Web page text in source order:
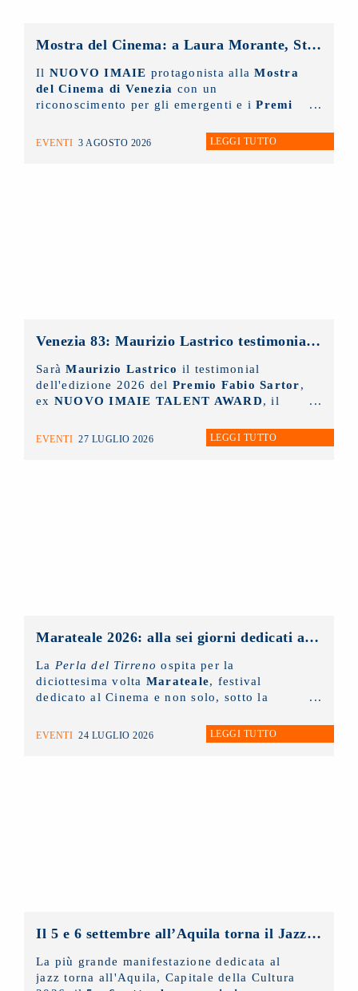
Mostra del Cinema: a Laura Morante, Stefania Rocca, Claudio Amendola e Sergio Rubini i Premi alla Carriera NUOVO IMAIE. Al Lido anche un riconoscimento ai giovani
Il NUOVO IMAIE protagonista allaMostra
del Cinema di Venezia con un
riconoscimento per gli emergenti e iPremi
Cinema Italiano.
EVENTI 3 AGOSTO 2026 LEGGI TUTTO
Venezia 83: Maurizio Lastrico testimonial del Premio NUOVO IMAIE Fabio Sartor
SaràMaurizio Lastrico il testimonial
dell'edizione 2026 del Premio Fabio Sartor,
ex NUOVO IMAIE TALENT AWARD, il
Cinema di Venezia, che la collecting
assegna per valorizzare il talento delle
EVENTI 27 LUGLIO 2026 LEGGI TUTTO
Marateale 2026: alla sei giorni dedicati al cinema e non solo, la masterclass del NUOVO IMAIE
La Perla del Tirreno ospita per la
diciottesima volta Marateale, festival
dedicato al Cinema e non solo, sotto la
collaborazione conAntonella Caramia. Fino
a domani proiezioni, eventi e incontri aperti
EVENTI 24 LUGLIO 2026 LEGGI TUTTO
Il 5 e 6 settembre all’Aquila torna il Jazz Italiano per le Terre del Sisma: il NUOVO IMAIE c’è
La più grande manifestazione dedicata al
jazz torna all'Aquila, Capitale della Cultura